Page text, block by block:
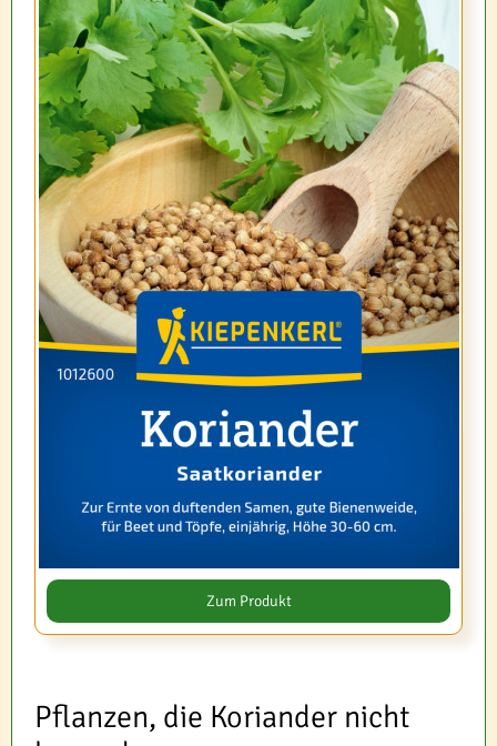
Zum Produkt
Pflanzen, die Koriander nicht